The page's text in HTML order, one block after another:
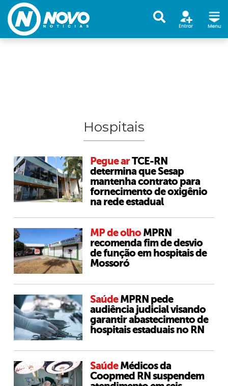
Hospitais
Pegue arTCE-RN
determina que Sesap
mantenha contrato para
fornecimento de oxigênio
na rede estadual
MP de olhoMPRN
recomenda fim de desvio
de função em hospitais de
Mossoró
SaúdeMPRN pede
audiência judicial visando
garantir abastecimento de
hospitais estaduais no RN
SaúdeMédicos da
Coopmed RN suspendem